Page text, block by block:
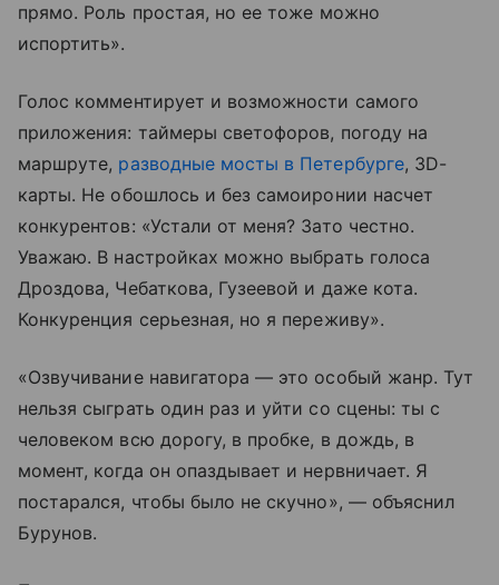
прямо. Роль простая, но ее тоже можно
испортить».
Голос комментирует и возможности самого
приложения: таймеры светофоров, погоду на
маршруте, разводные мосты в Петербурге, 3D-
карты. Не обошлось и без самоиронии насчет
конкурентов: «Устали от меня? Зато честно.
Уважаю. В настройках можно выбрать голоса
Дроздова, Чебаткова, Гузеевой и даже кота.
Конкуренция серьезная, но я переживу».
«Озвучивание навигатора — это особый жанр. Тут
нельзя сыграть один раз и уйти со сцены: ты с
человеком всю дорогу, в пробке, в дождь, в
момент, когда он опаздывает и нервничает. Я
постарался, чтобы было не скучно», — объяснил
Бурунов.